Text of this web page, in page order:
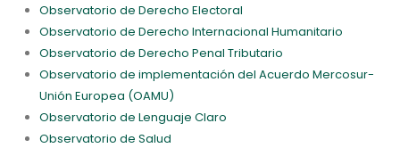
Observatorio de Derecho Electoral
Observatorio de Derecho Internacional Humanitario
Observatorio de Derecho Penal Tributario
Observatorio de implementación del Acuerdo Mercosur-
Unión Europea (OAMU)
Observatorio de Lenguaje Claro
Observatorio de Salud